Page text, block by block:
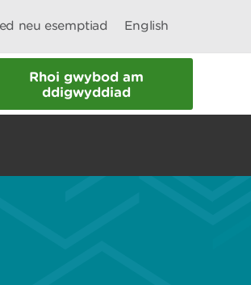
neu esemptiad English
Rhoi gwybod am
ddigwyddiad